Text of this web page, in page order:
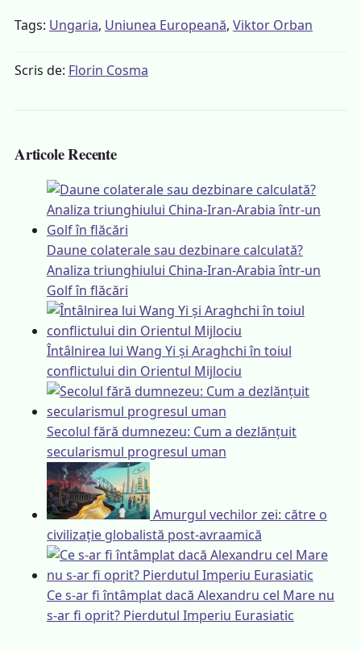
Tags: Ungaria, Uniunea Europeană, Viktor Orban
Scris de: Florin Cosma
Articole Recente
Daune colaterale sau dezbinare calculată?
Analiza triunghiului China-Iran-Arabia într-un
Golf în flăcări
Întâlnirea lui Wang Yi și Araghchi în toiul
conflictului din Orientul Mijlociu
Secolul fără dumnezeu: Cum a dezlănțuit
secularismul progresul uman
Amurgul vechilor zei: către o
civilizație globalistă post-avraamică
Ce s-ar fi întâmplat dacă Alexandru cel Mare nu
s-ar fi oprit? Pierdutul Imperiu Eurasiatic